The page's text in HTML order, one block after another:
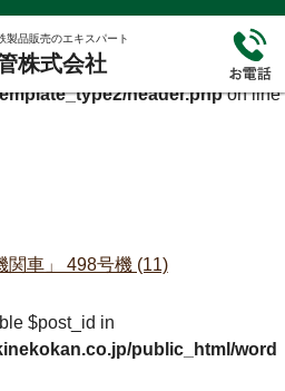
$cf_description in
public_html/wordp
header.phpon line
製品販売のエキスパート
株式会社
関車」 498号機 (11)
$post_id in
public_html/word